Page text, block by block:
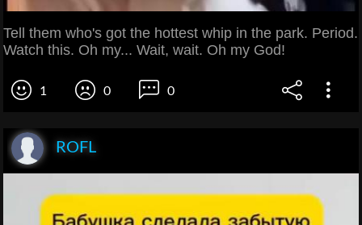
Tell them who's got the hottest whip in the park. Period.
Watch this. Oh my... Wait, wait. Oh my God!
1 0 0
ROFL